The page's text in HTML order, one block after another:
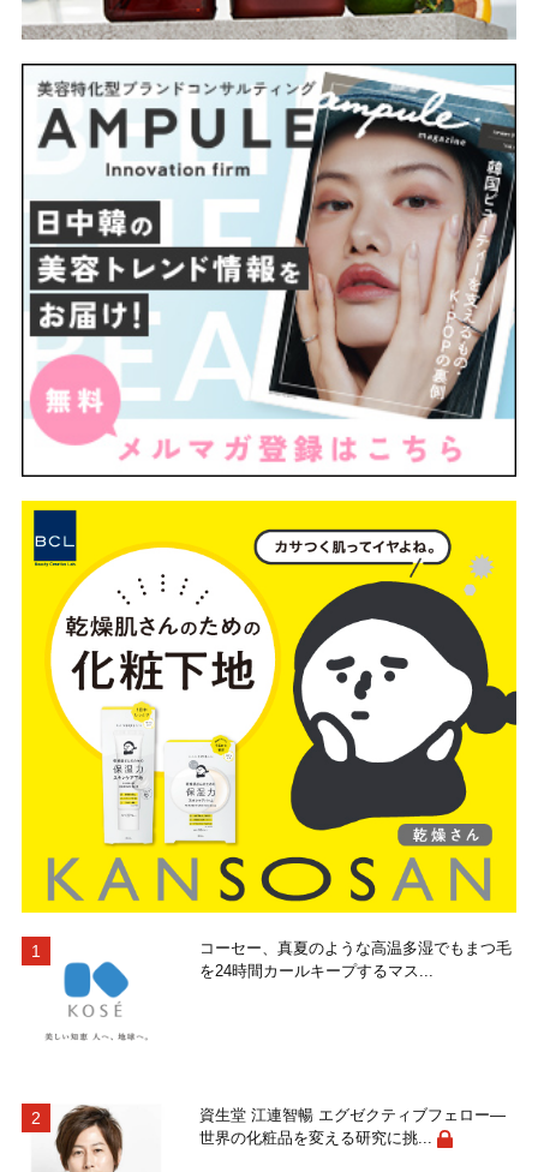
コーセー、真夏のような高温多湿でもまつ毛
を24時間カールキープするマス...
資生堂 江連智暢 エグゼクティブフェロー―
世界の化粧品を変える研究に挑...